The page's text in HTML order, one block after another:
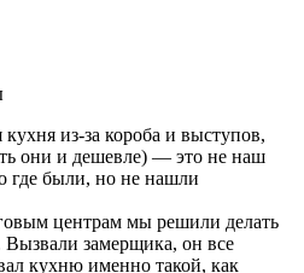
из-за короба и выступов,
они и дешевле) — это не наш
где были, но не нашли
центрам мы решили делать
замерщика, он все
кухню именно такой, как